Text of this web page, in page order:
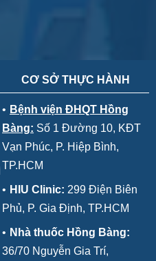
CƠ SỞ THỰC HÀNH
• Bệnh viện ĐHQT Hồng
Bàng: Số 1 Đường 10, KĐT
Vạn Phúc, P. Hiệp Bình,
TP.HCM
• HIU Clinic: 299 Điện Biên
Phủ, P. Gia Định, TP.HCM
• Nhà thuốc Hồng Bàng:
36/70 Nguyễn Gia Trí,